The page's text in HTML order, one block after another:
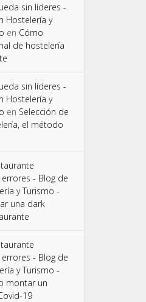
sin líderes -
Hostelería y
en Cómo
de hostelería
sin líderes -
Hostelería y
en Selección de
el método
- Blog de
y Turismo -
una dark
- Blog de
y Turismo -
montar un
19